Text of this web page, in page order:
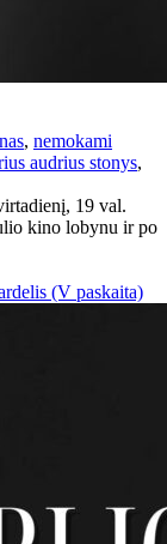
, nemokami
audrius stonys,
19 val.
kino lobynu ir po
(V paskaita)